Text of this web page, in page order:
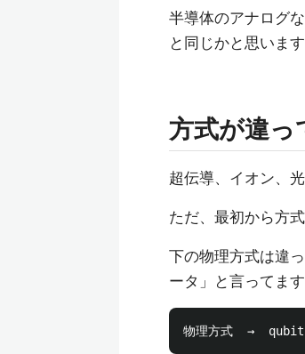
半導体のアナログ
と同じかと思います
方式が違
超伝導、イオン、
ただ、最初から方
下の物理方式は違
ータ」と言ってます